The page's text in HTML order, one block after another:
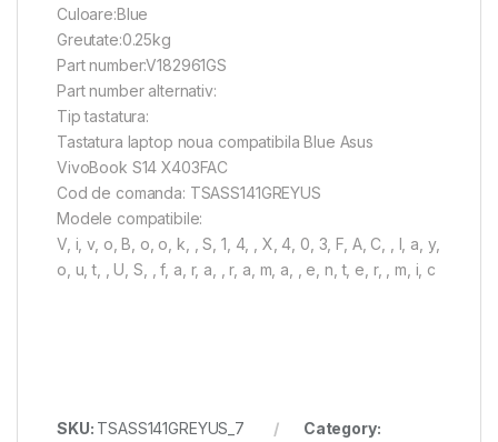
Culoare:Blue
Greutate:0.25kg
Part number:V182961GS
Part number alternativ:
Tip tastatura:
Tastatura laptop noua compatibila Blue Asus
VivoBook S14 X403FAC
Cod de comanda: TSASS141GREYUS
Modele compatibile:
V, i, v, o, B, o, o, k, , S, 1, 4, , X, 4, 0, 3, F, A, C, , l, a, y,
o, u, t, , U, S, , f, a, r, a, , r, a, m, a, , e, n, t, e, r, , m, i, c
SKU: TSASS141GREYUS_7
Category: